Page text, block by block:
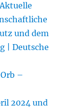
und dem
| Deutsche
–
2024 und